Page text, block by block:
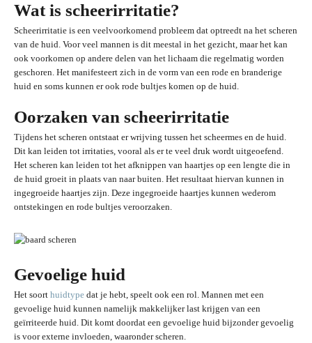
Wat is scheerirritatie?
Scheerirritatie is een veelvoorkomend probleem dat optreedt na het scheren
van de huid. Voor veel mannen is dit meestal in het gezicht, maar het kan
ook voorkomen op andere delen van het lichaam die regelmatig worden
geschoren. Het manifesteert zich in de vorm van een rode en branderige
huid en soms kunnen er ook rode bultjes komen op de huid.
Oorzaken van scheerirritatie
Tijdens het scheren ontstaat er wrijving tussen het scheermes en de huid.
Dit kan leiden tot irritaties, vooral als er te veel druk wordt uitgeoefend.
Het scheren kan leiden tot het afknippen van haartjes op een lengte die in
de huid groeit in plaats van naar buiten. Het resultaat hiervan kunnen in
ingegroeide haartjes zijn. Deze ingegroeide haartjes kunnen wederom
ontstekingen en rode bultjes veroorzaken.
Gevoelige huid
Het soort huidtype dat je hebt, speelt ook een rol. Mannen met een
gevoelige huid kunnen namelijk makkelijker last krijgen van een
geïrriteerde huid. Dit komt doordat een gevoelige huid bijzonder gevoelig
is voor externe invloeden, waaronder scheren.